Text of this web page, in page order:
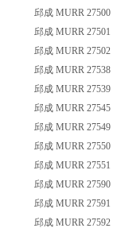
邱成 MURR 27500
邱成 MURR 27501
邱成 MURR 27502
邱成 MURR 27538
邱成 MURR 27539
邱成 MURR 27545
邱成 MURR 27549
邱成 MURR 27550
邱成 MURR 27551
邱成 MURR 27590
邱成 MURR 27591
邱成 MURR 27592